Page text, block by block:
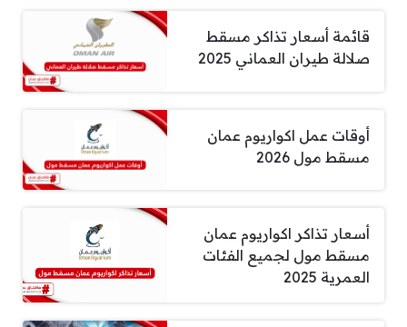
قائمة أسعار تذاكر مسقط
صلالة طيران العماني 2025
أوقات عمل اكواريوم عمان
مسقط مول 2026
أسعار تذاكر اكواريوم عمان
مسقط مول لجميع الفئات
العمرية 2025